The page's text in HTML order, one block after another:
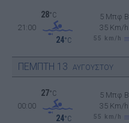
21:00
28°C
24°C
5 Μπφ B
35 Km/h
55 km/h
ΠΕΜΠΤΗ 13 ΑΥΓΟΥΣΤΟΥ
00:00
27°C
24°C
5 Μπφ B
35 Km/h
55 km/h